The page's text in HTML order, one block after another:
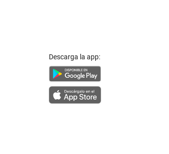
Descarga la app: